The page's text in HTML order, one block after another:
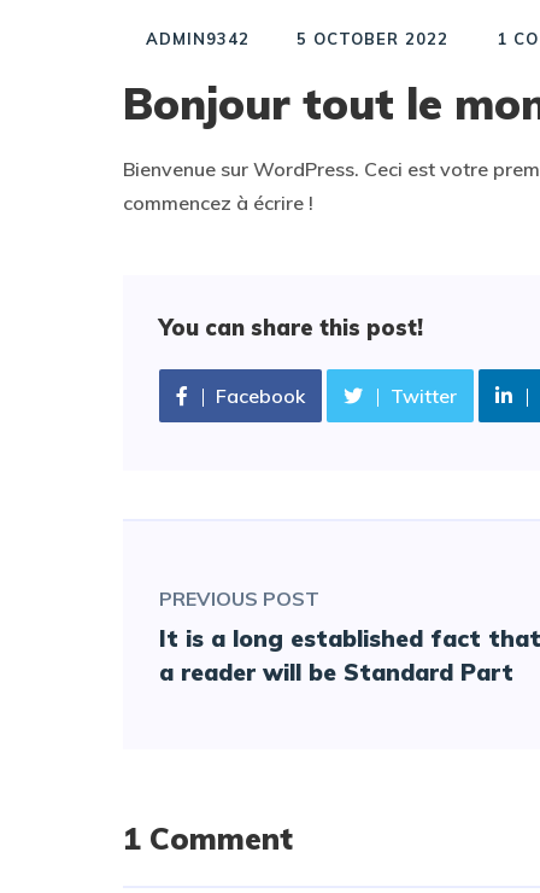
ADMIN9342 5 OCTOBER 2022 1
Bonjour tout le
Bienvenue sur WordPress. Ceci est votre
commencez à écrire !
You can share this post!
Facebook Twitter
PREVIOUS POST
It is a long established fact that
a reader will be Standard Part
1 Comment